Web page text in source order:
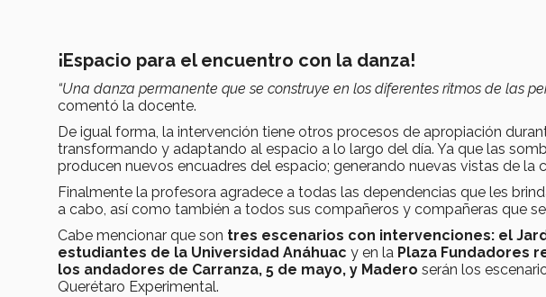
¡Espacio para el encuentro con la danza!
“Una danza permanente que se construye en los diferentes ritmos de las
comentó la docente.
De igual forma, la intervención tiene otros procesos de apropiación
transformando y adaptando al espacio a lo largo del día. Ya que las
producen nuevos encuadres del espacio; generando nuevas vistas de la
Finalmente la profesora agradece a todas las dependencias que les
a cabo, así como también a todos sus compañeros y compañeras que
Cabe mencionar que son tres escenarios con intervenciones: el
estudiantes de la Universidad Anáhuac y en la Plaza Fundadores
los andadores de Carranza, 5 de mayo, y Madero serán los
Querétaro Experimental.